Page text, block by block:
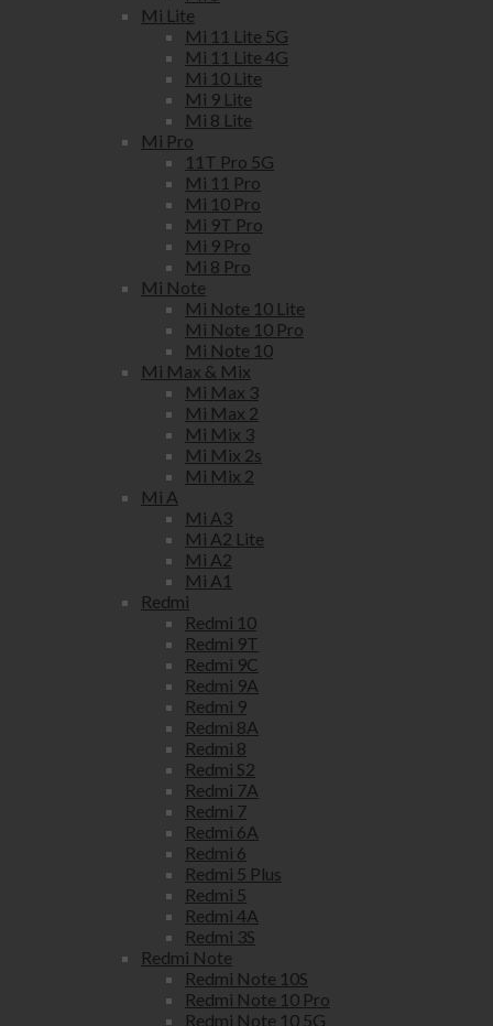
Mi Lite
Mi 11 Lite 5G
Mi 11 Lite 4G
Mi 10 Lite
Mi 9 Lite
Mi 8 Lite
Mi Pro
11T Pro 5G
Mi 11 Pro
Mi 10 Pro
Mi 9T Pro
Mi 9 Pro
Mi 8 Pro
Mi Note
Mi Note 10 Lite
Mi Note 10 Pro
Mi Note 10
Mi Max & Mix
Mi Max 3
Mi Max 2
Mi Mix 3
Mi Mix 2s
Mi Mix 2
Mi A
Mi A3
Mi A2 Lite
Mi A2
Mi A1
Redmi
Redmi 10
Redmi 9T
Redmi 9C
Redmi 9A
Redmi 9
Redmi 8A
Redmi 8
Redmi S2
Redmi 7A
Redmi 7
Redmi 6A
Redmi 6
Redmi 5 Plus
Redmi 5
Redmi 4A
Redmi 3S
Redmi Note
Redmi Note 10S
Redmi Note 10 Pro
Redmi Note 10 5G